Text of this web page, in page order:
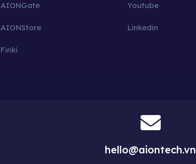
AIONGate
AIONStore
Finki
Youtube
Linkedin
hello@aiontech.vn